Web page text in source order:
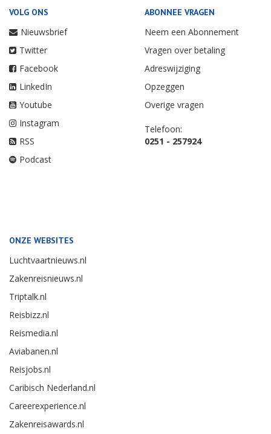
VOLG ONS
Nieuwsbrief
Twitter
Facebook
LinkedIn
Youtube
Instagram
RSS
Podcast
ABONNEE VRAGEN
Neem een Abonnement
Vragen over betaling
Adreswijziging
Opzeggen
Overige vragen
Telefoon:
0251 - 257924
ONZE WEBSITES
Luchtvaartnieuws.nl
Zakenreisnieuws.nl
Triptalk.nl
Reisbizz.nl
Reismedia.nl
Aviabanen.nl
Reisjobs.nl
Caribisch Nederland.nl
Careerexperience.nl
Zakenreisawards.nl